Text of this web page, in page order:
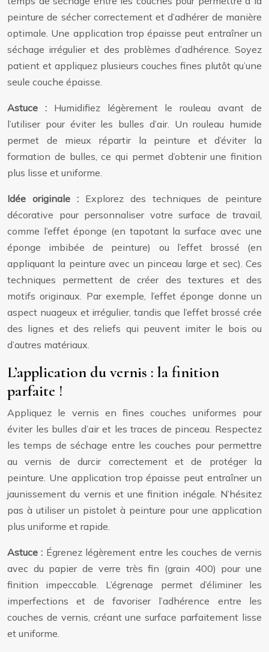
peinture de sécher correctement et d’adhérer de manière
optimale. Une application trop épaisse peut entraîner un
séchage irrégulier et des problèmes d’adhérence. Soyez
patient et appliquez plusieurs couches fines plutôt qu’une
seule couche épaisse.
Astuce : Humidifiez légèrement le rouleau avant de
l’utiliser pour éviter les bulles d’air. Un rouleau humide
permet de mieux répartir la peinture et d’éviter la
formation de bulles, ce qui permet d’obtenir une finition
plus lisse et uniforme.
Idée originale : Explorez des techniques de peinture
décorative pour personnaliser votre surface de travail,
comme l’effet éponge (en tapotant la surface avec une
éponge imbibée de peinture) ou l’effet brossé (en
appliquant la peinture avec un pinceau large et sec). Ces
techniques permettent de créer des textures et des
motifs originaux. Par exemple, l’effet éponge donne un
aspect nuageux et irrégulier, tandis que l’effet brossé crée
des lignes et des reliefs qui peuvent imiter le bois ou
d’autres matériaux.
L’application du vernis : la finition
parfaite !
Appliquez le vernis en fines couches uniformes pour
éviter les bulles d’air et les traces de pinceau. Respectez
les temps de séchage entre les couches pour permettre
au vernis de durcir correctement et de protéger la
peinture. Une application trop épaisse peut entraîner un
jaunissement du vernis et une finition inégale. N’hésitez
pas à utiliser un pistolet à peinture pour une application
plus uniforme et rapide.
Astuce : Égrenez légèrement entre les couches de vernis
avec du papier de verre très fin (grain 400) pour une
finition impeccable. L’égrenage permet d’éliminer les
imperfections et de favoriser l’adhérence entre les
couches de vernis, créant une surface parfaitement lisse
et uniforme.